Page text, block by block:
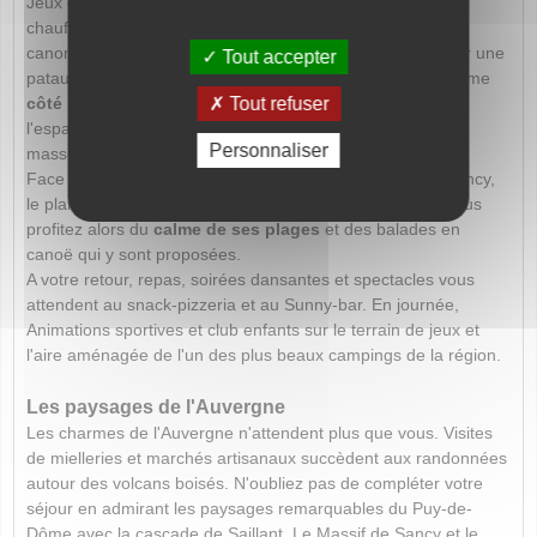
chauffée, les quatre toboggans, les cascades, geysers et
canons à eau. L'ensemble de l'aqua parc est complété par une
pataugeoire, une rivière à courant et un lagon. Plus de calme
côté bien-être
, avec la balnéo et le Spa. A cela s'ajoute
l'espace beauté avec onglerie, coiffeuse, esthéticienne et
masseuse, de l'un des plus beaux campings de la région.
Face au majestueux château de Murol et au Massif de Sancy,
le plan d'eau du camping
vous est réservé. Vous
profitez alors ducalme de ses plages et des balades en
canoë qui y sont proposées.
A votre retour, repas, soirées dansantes et spectacles vous
attendent au snack-pizzeria et au Sunny-bar. En journée,
Animations sportives et club enfants sur le terrain de jeux et
l'aire aménagée de l'un des plus beaux campings de la région.
Les paysages de l'Auvergne
Les charmes de l'Auvergne n'attendent plus que vous. Visites
de mielleries et marchés artisanaux succèdent aux randonnées
autour des volcans boisés. N'oubliez pas de compléter votre
séjour en admirant les paysages remarquables du Puy-de-
Dôme avec la cascade de Saillant. Le Massif de Sancy et le
Tout accepter
Tout refuser
Personnaliser